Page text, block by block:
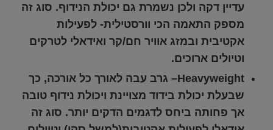
עדיין דקה ולכן נשמרת גם יכולת הנידוף. סוג זה
מספק התאמה הכי וורסטילית- לפעילות
אקטיבית ובמזג אוויר חם/קר ואידאלי לטרקים
וטיולים ארוכים.
Heavyweight
– גרב עבה לאורך כל אורכה, כך
שבעלת יכולת בידוד מצויינת ויכולת נידוף טובה
אך פחותה ביחס לדגמים הדקים יותר. סוג זה